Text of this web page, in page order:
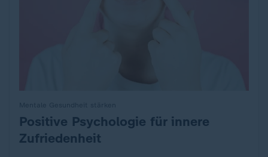
:Positive Psychologie für innere
Zufriedenheit